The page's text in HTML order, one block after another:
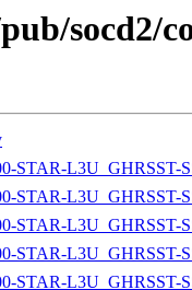
socd2/
STAR-L3U_GHRSST-
STAR-L3U_GHRSST-
STAR-L3U_GHRSST-
STAR-L3U_GHRSST-
STAR-L3U_GHRSST-